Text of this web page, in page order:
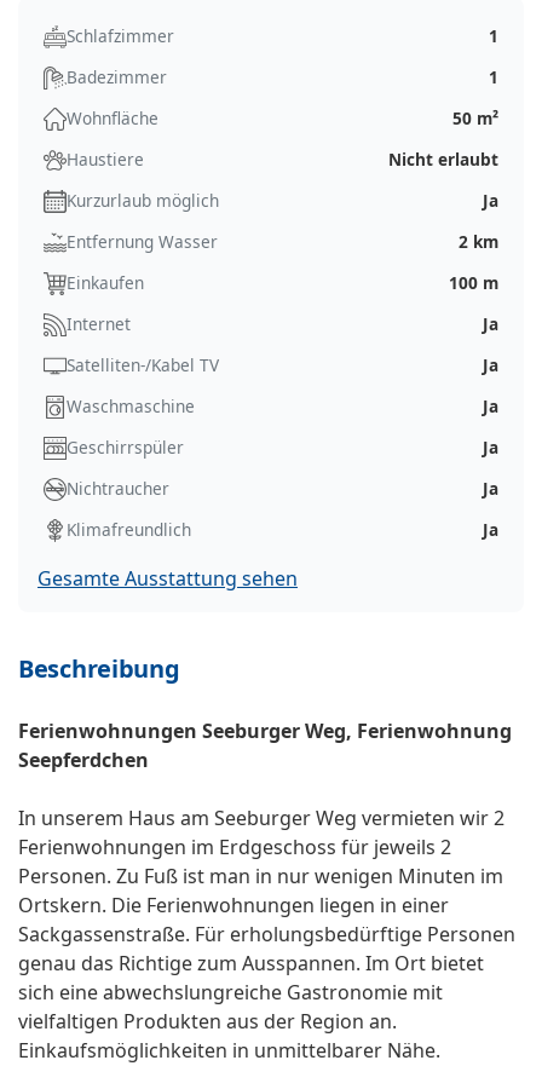
Schlafzimmer
1
Badezimmer
1
Wohnfläche
50 m²
Haustiere
Nicht erlaubt
Kurzurlaub möglich
Ja
Entfernung Wasser
2 km
Einkaufen
100 m
Internet
Ja
Satelliten-/Kabel TV
Ja
Waschmaschine
Ja
Geschirrspüler
Ja
Nichtraucher
Ja
Klimafreundlich
Ja
Gesamte Ausstattung sehen
Beschreibung
Ferienwohnungen Seeburger Weg, Ferienwohnung
Seepferdchen
In unserem Haus am Seeburger Weg vermieten wir 2
Ferienwohnungen im Erdgeschoss für jeweils 2
Personen. Zu Fuß ist man in nur wenigen Minuten im
Ortskern. Die Ferienwohnungen liegen in einer
Sackgassenstraße. Für erholungsbedürftige Personen
genau das Richtige zum Ausspannen. Im Ort bietet
sich eine abwechslungreiche Gastronomie mit
vielfaltigen Produkten aus der Region an.
Einkaufsmöglichkeiten in unmittelbarer Nähe.